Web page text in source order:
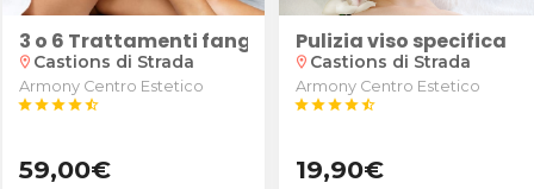
di Corgnolo di Porpetto
3 o 6 Trattamenti fango drenante o riducente
location_on Castions di Strada
Armony Centro Estetico
starstarstarstarstar_half
59,00€
Pulizia viso specifica
location_on Castions di Strada
Armony Centro Estetico
starstarstarstarstar_half
19,90€